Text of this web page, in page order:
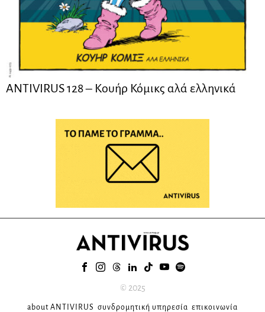
ANTIVIRUS 128 – Kουήρ Κόμικς αλά ελληνικά
© 2025
about ANTIVIRUS συνδρομητική υπηρεσία επικοινωνία